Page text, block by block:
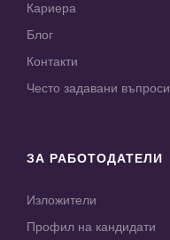
Кариера
Блог
Контакти
Често задавани въпроси
ЗА РАБОТОДАТЕЛИ
Изложители
Профил на кандидати